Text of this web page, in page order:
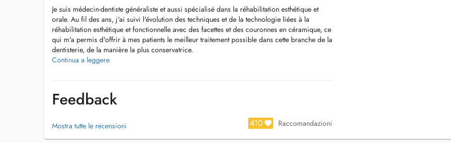
Je suis médecin-dentiste généraliste et aussi spécialisé dans la réhabilitation esthétique et
orale. Au fil des ans, j'ai suivi l'évolution des techniques et de la technologie liées à la
réhabilitation esthétique et fonctionnelle avec des facettes et des couronnes en céramique, ce
qui m'a permis d'offrir à mes patients le meilleur traitement possible dans cette branche de la
dentisterie, de la manière la plus conservatrice.
- Urgence (Dent Cassé, Douleur, Abcès)
- Détartrage (Nettoyage)
- Extraction Dentaire
- Blanchiment Dentaire
- Réhabilitation Prothétique Amovible
Continua a leggere
Feedback
Mostra tutte le recensioni 410 Raccomandazioni